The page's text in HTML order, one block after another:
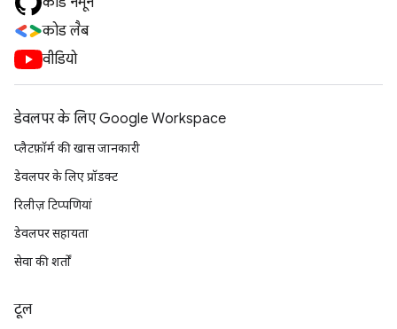
कोड लैब
वीडियो
डेवलपर के लिए Google Workspace
प्लैटफ़ॉर्म की खास जानकारी
डेवलपर के लिए प्रॉडक्ट
रिलीज़ टिप्पणियां
डेवलपर सहायता
सेवा की शर्तों
टूल